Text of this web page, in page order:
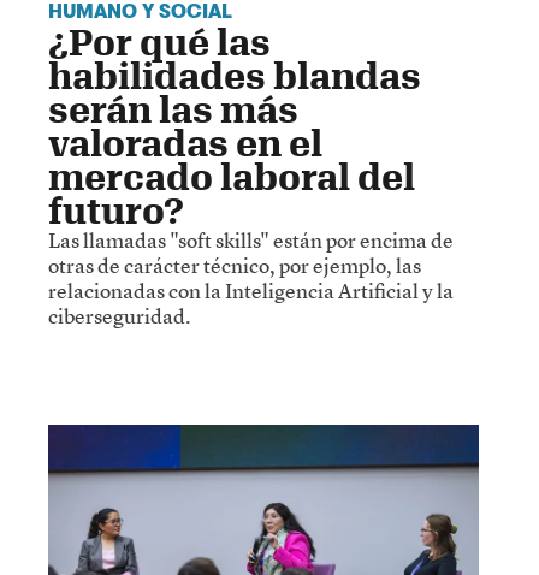
HUMANO Y SOCIAL
¿Por qué las
habilidades blandas
serán las más
valoradas en el
mercado laboral del
futuro?
Las llamadas "soft skills" están por encima de
otras de carácter técnico, por ejemplo, las
relacionadas con la Inteligencia Artificial y la
ciberseguridad.